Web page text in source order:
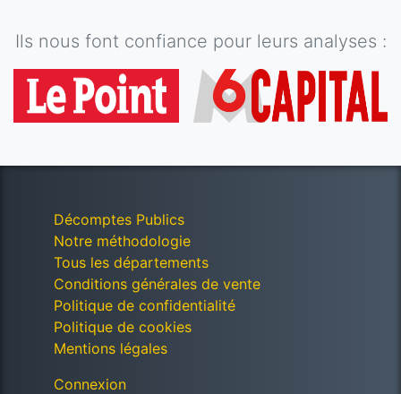
Ils nous font confiance pour leurs analyses :
Décomptes Publics
Notre méthodologie
Tous les départements
Conditions générales de vente
Politique de confidentialité
Politique de cookies
Mentions légales
Connexion